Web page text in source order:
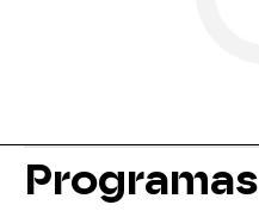
Programas